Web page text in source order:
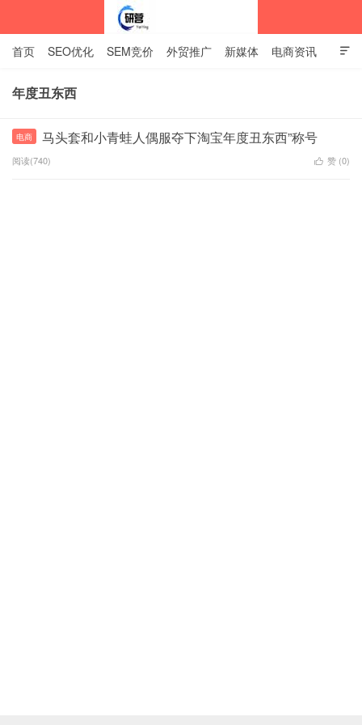
中标企业资讯站

首页 SEO优化 SEM竞价 外贸推广 新媒体 电商资讯
网站建设 关于我们
年度丑东西
电商 马头套和小青蛙人偶服夺下淘宝年度丑东西”称号
阅读(740)  赞 (0)